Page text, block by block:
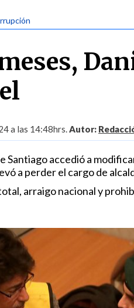
a las 14:48hrs.Autor:
Santiago accedió a
a perder el cargo de
arraigo nacional y